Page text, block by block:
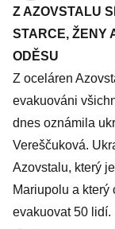
Z AZOVSTALU
STARCE, ŽENY
ODĚSU
Z oceláren
evakuováni
dnes oznámila
Vereščuková.
Azovstalu, který
Mariupolu a
evakuovat 50 lidí.